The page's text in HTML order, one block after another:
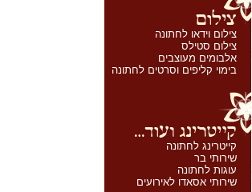
צילום וידאו לחתונה
צילום סטילס
אלבומים מעוצבים
בימוי קליפים וסרטים לחתונה
קייטרינג לחתונה
שירותי בר
עוגות לחתונה
שירותי אסאדו לאירועים